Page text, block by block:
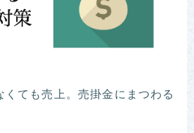
くても売上。売掛金にまつわる